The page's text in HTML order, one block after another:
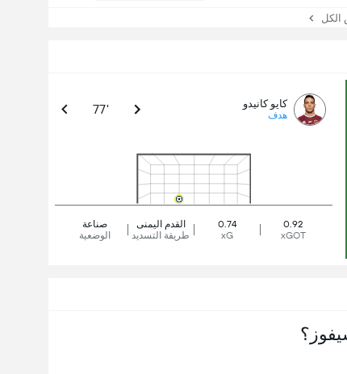
كايو كانيدو
هدف 77'
صناعة
الوضعية
القدم اليمنى
طريقة التسديد
0.74
xG
0.92
xGOT